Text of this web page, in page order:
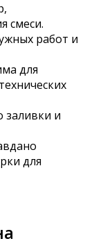
смеси.
работ и
для
заливки и
для